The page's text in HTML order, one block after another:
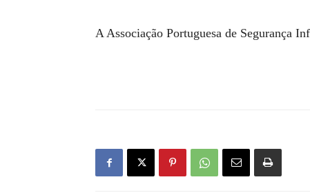
A Associação Portuguesa de Segurança